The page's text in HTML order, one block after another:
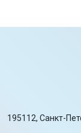
195112, Санкт-